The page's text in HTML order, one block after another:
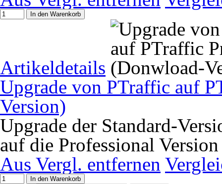
In den Warenkorb
Artikeldetails
Upgrade von PTraffic auf
Version)
Upgrade der Standard-
auf die Professional Version
Aus Vergl. entfernen
In den Warenkorb